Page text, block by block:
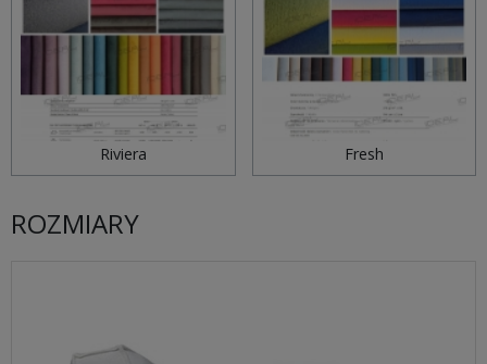
Riviera Fresh
ROZMIARY